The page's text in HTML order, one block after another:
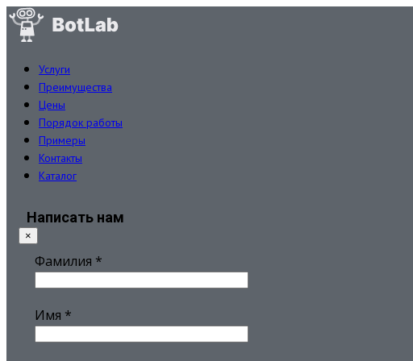
Услуги
Преимущества
Цены
Порядок работы
Примеры
Контакты
Каталог
Написать нам
×
Фамилия *
Имя *